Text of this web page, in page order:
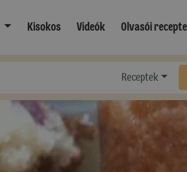
Kisokos Videók Olvasói
Receptek